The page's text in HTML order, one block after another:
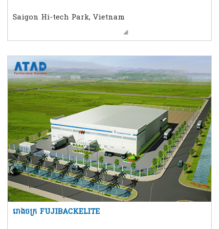
Saigon Hi-tech Park, Vietnam
រោងចក្រ FUJIBACKELITE